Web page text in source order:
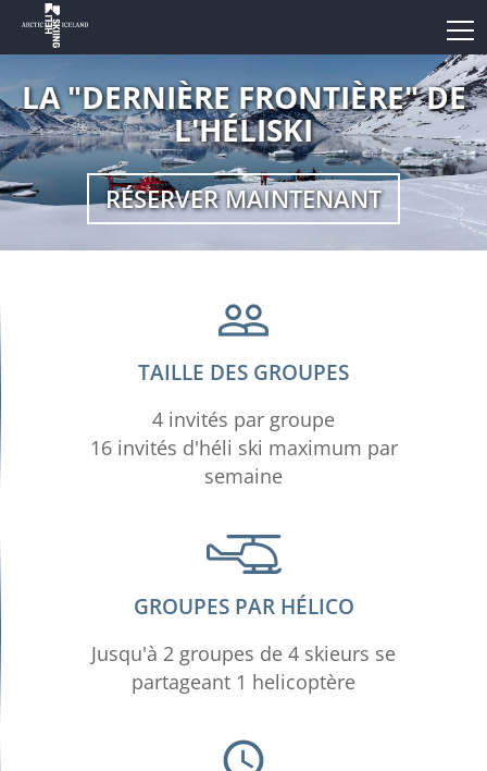
LA "DERNIÈRE FRONTIÈRE" DE
L'HÉLISKI
RÉSERVER MAINTENANT
TAILLE DES GROUPES
4 invités par groupe
16 invités d'héli ski maximum par
semaine
GROUPES PAR HÉLICO
Jusqu'à 2 groupes de 4 skieurs se
partageant 1 helicoptère